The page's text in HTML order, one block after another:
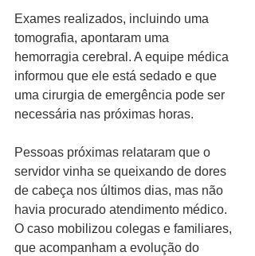
Exames realizados, incluindo uma
tomografia, apontaram uma
hemorragia cerebral. A equipe médica
informou que ele está sedado e que
uma cirurgia de emergência pode ser
necessária nas próximas horas.
Pessoas próximas relataram que o
servidor vinha se queixando de dores
de cabeça nos últimos dias, mas não
havia procurado atendimento médico.
O caso mobilizou colegas e familiares,
que acompanham a evolução do